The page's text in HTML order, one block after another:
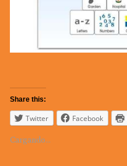
Share this:
Twitter Facebook
Cargando...